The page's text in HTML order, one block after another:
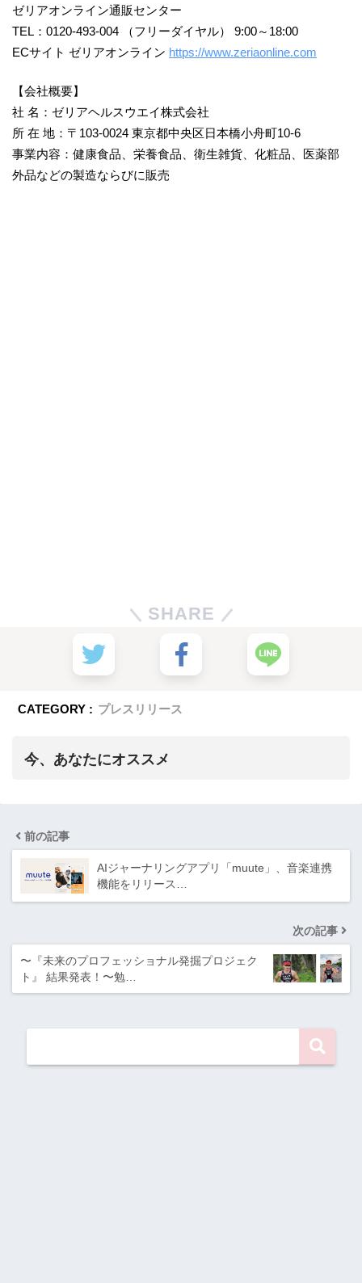
ゼリアオンライン通販センター
TEL：0120-493-004 （フリーダイヤル） 9:00～18:00
ECサイト ゼリアオンライン https://www.zeriaonline.com
【会社概要】
社 名：ゼリアヘルスウエイ株式会社
所 在 地：〒103-0024 東京都中央区日本橋小舟町10-6
事業内容：健康食品、栄養食品、衛生雑貨、化粧品、医薬部
外品などの製造ならびに販売
SHARE
CATEGORY : プレスリリース
今、あなたにオススメ
前の記事
AIジャーナリングアプリ「muute」、音楽連携
機能をリリース…
次の記事
〜『未来のプロフェッショナル発掘プロジェク
ト』 結果発表！〜勉…